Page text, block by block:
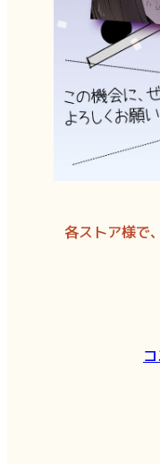
各ストア様で